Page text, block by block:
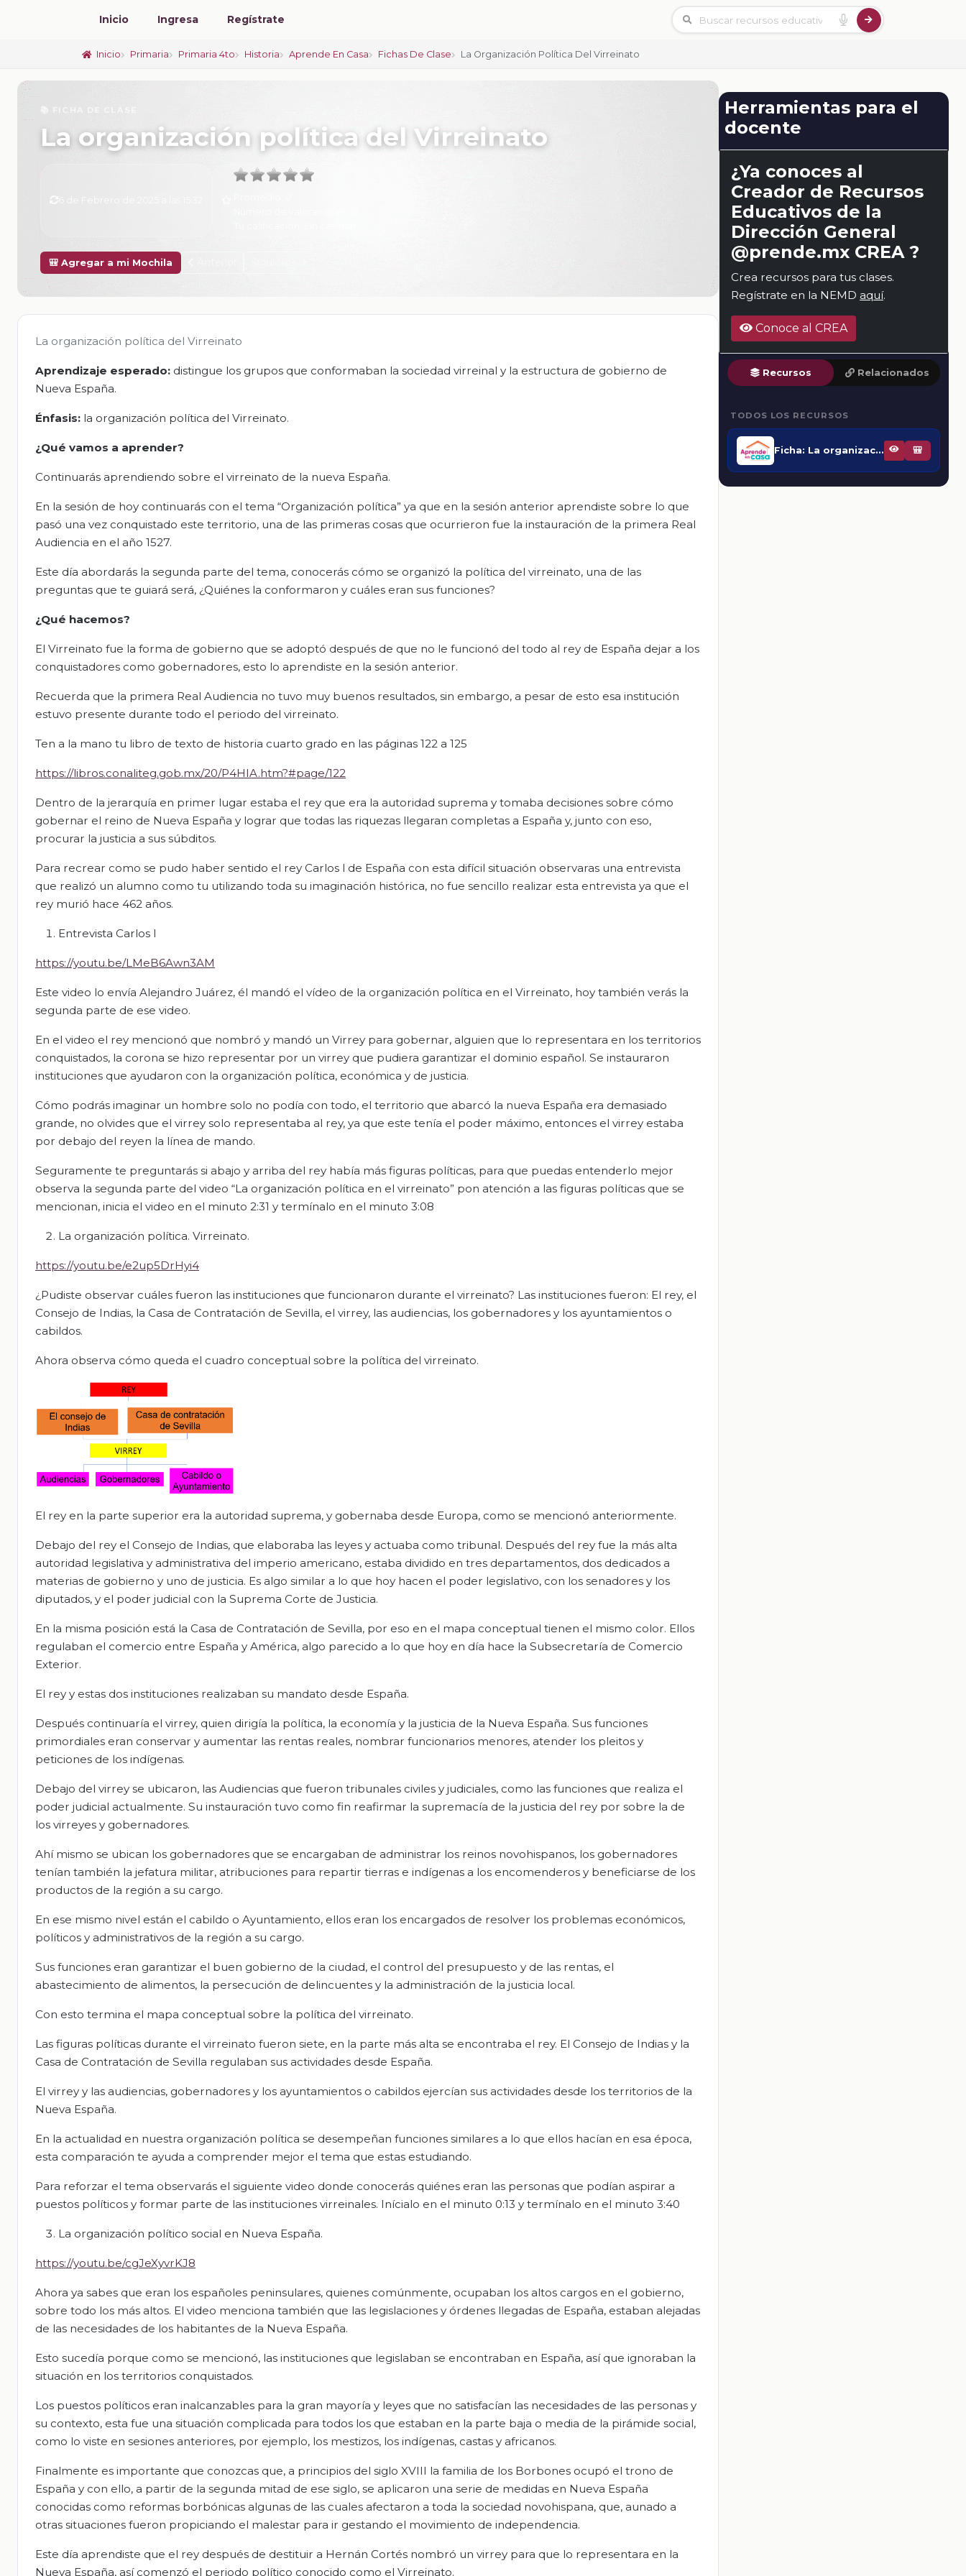
Inicio Ingresa Regístrate
Inicio Primaria Primaria 4to Historia Aprende En Casa Fichas De Clase La Organización Política Del Virreinato
📚 FICHA DE CLASE
La organización política del Virreinato
🎒 Agregar a mi Mochila
La organización política del Virreinato
Aprendizaje esperado: distingue los grupos que conformaban la sociedad virreinal y la estructura de gobierno de
Nueva España.
Énfasis: la organización política del Virreinato.
¿Qué vamos a aprender?
Continuarás aprendiendo sobre el virreinato de la nueva España.
En la sesión de hoy continuarás con el tema “Organización política” ya que en la sesión anterior aprendiste sobre lo que
pasó una vez conquistado este territorio, una de las primeras cosas que ocurrieron fue la instauración de la primera Real
Audiencia en el año 1527.
Este día abordarás la segunda parte del tema, conocerás cómo se organizó la política del virreinato, una de las
preguntas que te guiará será, ¿Quiénes la conformaron y cuáles eran sus funciones?
¿Qué hacemos?
El Virreinato fue la forma de gobierno que se adoptó después de que no le funcionó del todo al rey de España dejar a los
conquistadores como gobernadores, esto lo aprendiste en la sesión anterior.
Recuerda que la primera Real Audiencia no tuvo muy buenos resultados, sin embargo, a pesar de esto esa institución
estuvo presente durante todo el periodo del virreinato.
Ten a la mano tu libro de texto de historia cuarto grado en las páginas 122 a 125
https://libros.conaliteg.gob.mx/20/P4HIA.htm?#page/122
Dentro de la jerarquía en primer lugar estaba el rey que era la autoridad suprema y tomaba decisiones sobre cómo
gobernar el reino de Nueva España y lograr que todas las riquezas llegaran completas a España y, junto con eso,
procurar la justicia a sus súbditos.
Para recrear como se pudo haber sentido el rey Carlos l de España con esta difícil situación observaras una entrevista
que realizó un alumno como tu utilizando toda su imaginación histórica, no fue sencillo realizar esta entrevista ya que el
rey murió hace 462 años.
Entrevista Carlos l
https://youtu.be/LMeB6Awn3AM
Este video lo envía Alejandro Juárez, él mandó el vídeo de la organización política en el Virreinato, hoy también verás la
segunda parte de ese video.
En el video el rey mencionó que nombró y mandó un Virrey para gobernar, alguien que lo representara en los territorios
conquistados, la corona se hizo representar por un virrey que pudiera garantizar el dominio español. Se instauraron
instituciones que ayudaron con la organización política, económica y de justicia.
Cómo podrás imaginar un hombre solo no podía con todo, el territorio que abarcó la nueva España era demasiado
grande, no olvides que el virrey solo representaba al rey, ya que este tenía el poder máximo, entonces el virrey estaba
por debajo del reyen la línea de mando.
Seguramente te preguntarás si abajo y arriba del rey había más figuras políticas, para que puedas entenderlo mejor
observa la segunda parte del video “La organización política en el virreinato” pon atención a las figuras políticas que se
mencionan, inicia el video en el minuto 2:31 y termínalo en el minuto 3:08
La organización política. Virreinato.
https://youtu.be/e2up5DrHyi4
¿Pudiste observar cuáles fueron las instituciones que funcionaron durante el virreinato? Las instituciones fueron: El rey, el
Consejo de Indias, la Casa de Contratación de Sevilla, el virrey, las audiencias, los gobernadores y los ayuntamientos o
cabildos.
Ahora observa cómo queda el cuadro conceptual sobre la política del virreinato.
El rey en la parte superior era la autoridad suprema, y gobernaba desde Europa, como se mencionó anteriormente.
Debajo del rey el Consejo de Indias, que elaboraba las leyes y actuaba como tribunal. Después del rey fue la más alta
autoridad legislativa y administrativa del imperio americano, estaba dividido en tres departamentos, dos dedicados a
materias de gobierno y uno de justicia. Es algo similar a lo que hoy hacen el poder legislativo, con los senadores y los
diputados, y el poder judicial con la Suprema Corte de Justicia.
En la misma posición está la Casa de Contratación de Sevilla, por eso en el mapa conceptual tienen el mismo color. Ellos
regulaban el comercio entre España y América, algo parecido a lo que hoy en día hace la Subsecretaría de Comercio
Exterior.
El rey y estas dos instituciones realizaban su mandato desde España.
Después continuaría el virrey, quien dirigía la política, la economía y la justicia de la Nueva España. Sus funciones
primordiales eran conservar y aumentar las rentas reales, nombrar funcionarios menores, atender los pleitos y
peticiones de los indígenas.
Debajo del virrey se ubicaron, las Audiencias que fueron tribunales civiles y judiciales, como las funciones que realiza el
poder judicial actualmente. Su instauración tuvo como fin reafirmar la supremacía de la justicia del rey por sobre la de
los virreyes y gobernadores.
Ahí mismo se ubican los gobernadores que se encargaban de administrar los reinos novohispanos, los gobernadores
tenían también la jefatura militar, atribuciones para repartir tierras e indígenas a los encomenderos y beneficiarse de los
productos de la región a su cargo.
En ese mismo nivel están el cabildo o Ayuntamiento, ellos eran los encargados de resolver los problemas económicos,
políticos y administrativos de la región a su cargo.
Sus funciones eran garantizar el buen gobierno de la ciudad, el control del presupuesto y de las rentas, el
abastecimiento de alimentos, la persecución de delincuentes y la administración de la justicia local.
Con esto termina el mapa conceptual sobre la política del virreinato.
Las figuras políticas durante el virreinato fueron siete, en la parte más alta se encontraba el rey. El Consejo de Indias y la
Casa de Contratación de Sevilla regulaban sus actividades desde España.
El virrey y las audiencias, gobernadores y los ayuntamientos o cabildos ejercían sus actividades desde los territorios de la
Nueva España.
En la actualidad en nuestra organización política se desempeñan funciones similares a lo que ellos hacían en esa época,
esta comparación te ayuda a comprender mejor el tema que estas estudiando.
Para reforzar el tema observarás el siguiente video donde conocerás quiénes eran las personas que podían aspirar a
puestos políticos y formar parte de las instituciones virreinales. Inícialo en el minuto 0:13 y termínalo en el minuto 3:40
La organización político social en Nueva España.
https://youtu.be/cgJeXyvrKJ8
Ahora ya sabes que eran los españoles peninsulares, quienes comúnmente, ocupaban los altos cargos en el gobierno,
sobre todo los más altos. El video menciona también que las legislaciones y órdenes llegadas de España, estaban alejadas
de las necesidades de los habitantes de la Nueva España.
Esto sucedía porque como se mencionó, las instituciones que legislaban se encontraban en España, así que ignoraban la
situación en los territorios conquistados.
Los puestos políticos eran inalcanzables para la gran mayoría y leyes que no satisfacían las necesidades de las personas y
su contexto, esta fue una situación complicada para todos los que estaban en la parte baja o media de la pirámide social,
como lo viste en sesiones anteriores, por ejemplo, los mestizos, los indígenas, castas y africanos.
Finalmente es importante que conozcas que, a principios del siglo XVIII la familia de los Borbones ocupó el trono de
España y con ello, a partir de la segunda mitad de ese siglo, se aplicaron una serie de medidas en Nueva España
conocidas como reformas borbónicas algunas de las cuales afectaron a toda la sociedad novohispana, que, aunado a
otras situaciones fueron propiciando el malestar para ir gestando el movimiento de independencia.
Este día aprendiste que el rey después de destituir a Hernán Cortés nombró un virrey para que lo representara en la
Nueva España, así comenzó el periodo político conocido como el Virreinato.
Herramientas para el
docente
¿Ya conoces al
Creador de Recursos
Educativos de la
Dirección General
@prende.mx CREA ?
Crea recursos para tus clases.
Regístrate en la NEMD aquí.
Conoce al CREA
Recursos Relacionados
TODOS LOS RECURSOS
Ficha: La organización política del Virreinato 🎒